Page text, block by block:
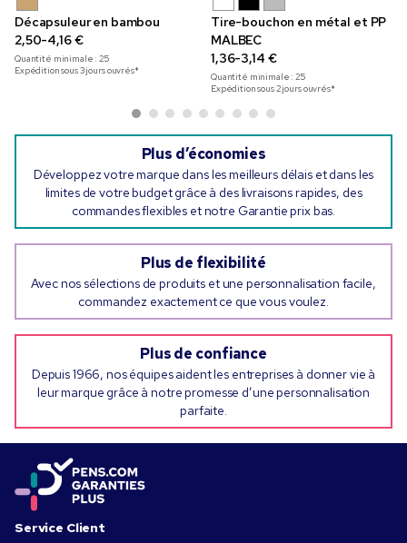
Décapsuleur en bambou
2,50-4,16 €
Quantité minimale :25
Expédition sous 3 jours ouvrés*
Tire-bouchon en métal et PP
MALBEC
1,36-3,14 €
Quantité minimale :25
Expédition sous 2 jours ouvrés*
Plus d’économies
Développez votre marque dans les meilleurs délais et dans les
limites de votre budget grâce à des livraisons rapides, des
commandes flexibles et notre Garantie prix bas.
Plus de flexibilité
Avec nos sélections de produits et une personnalisation facile,
commandez exactement ce que vous voulez.
Plus de confiance
Depuis 1966, nos équipes aident les entreprises à donner vie à
leur marque grâce à notre promesse d’une personnalisation
parfaite.
Service Client